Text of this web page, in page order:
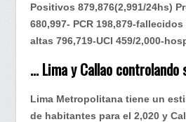
Positivos 879,876(2,991/24hs)
680,997- PCR 198,879-fallecidos
altas 796,719-UCI 459/2,000-
… Lima y Callao controlando
Lima Metropolitana tiene un
de habitantes para el 2,020 y